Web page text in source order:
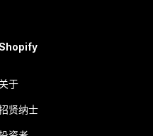
Shopify
关于
贤纳士